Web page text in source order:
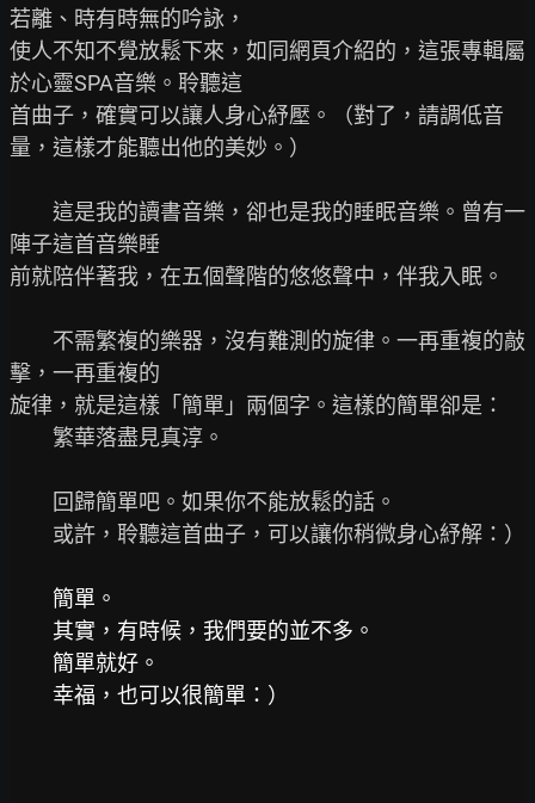
若離、時有時無的吟詠，
使人不知不覺放鬆下來，如同網頁介紹的，這張專輯屬
於心靈SPA音樂。聆聽這
首曲子，確實可以讓人身心紓壓。（對了，請調低音
量，這樣才能聽出他的美妙。）
這是我的讀書音樂，卻也是我的睡眠音樂。曾有一
陣子這首音樂睡
前就陪伴著我，在五個聲階的悠悠聲中，伴我入眠。
不需繁複的樂器，沒有難測的旋律。一再重複的敲
擊，一再重複的
旋律，就是這樣「簡單」兩個字。這樣的簡單卻是：
繁華落盡見真淳。
回歸簡單吧。如果你不能放鬆的話。
或許，聆聽這首曲子，可以讓你稍微身心紓解：）
簡單。
其實，有時候，我們要的並不多。
簡單就好。